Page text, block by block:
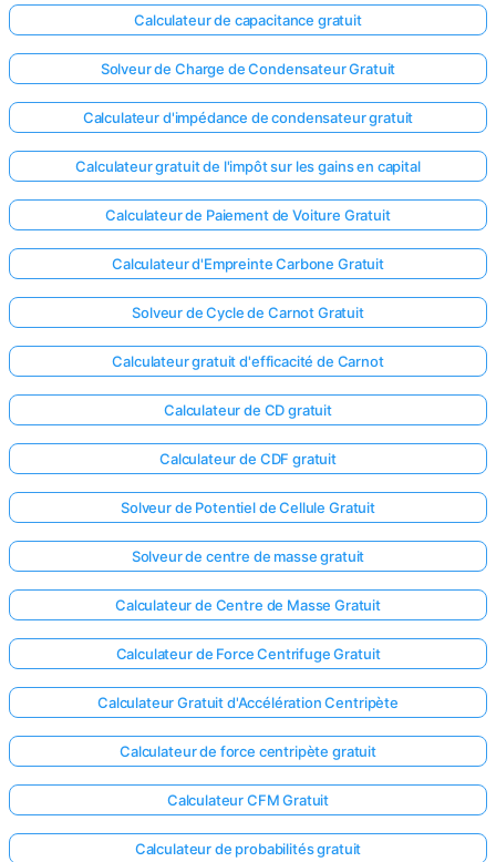
Calculateur de capacitance gratuit
Solveur de Charge de Condensateur Gratuit
Calculateur d'impédance de condensateur gratuit
Calculateur gratuit de l'impôt sur les gains en capital
Calculateur de Paiement de Voiture Gratuit
Calculateur d'Empreinte Carbone Gratuit
Solveur de Cycle de Carnot Gratuit
Calculateur gratuit d'efficacité de Carnot
Calculateur de CD gratuit
Calculateur de CDF gratuit
Solveur de Potentiel de Cellule Gratuit
Solveur de centre de masse gratuit
Calculateur de Centre de Masse Gratuit
Calculateur de Force Centrifuge Gratuit
Calculateur Gratuit d'Accélération Centripète
Calculateur de force centripète gratuit
Calculateur CFM Gratuit
Calculateur de probabilités gratuit